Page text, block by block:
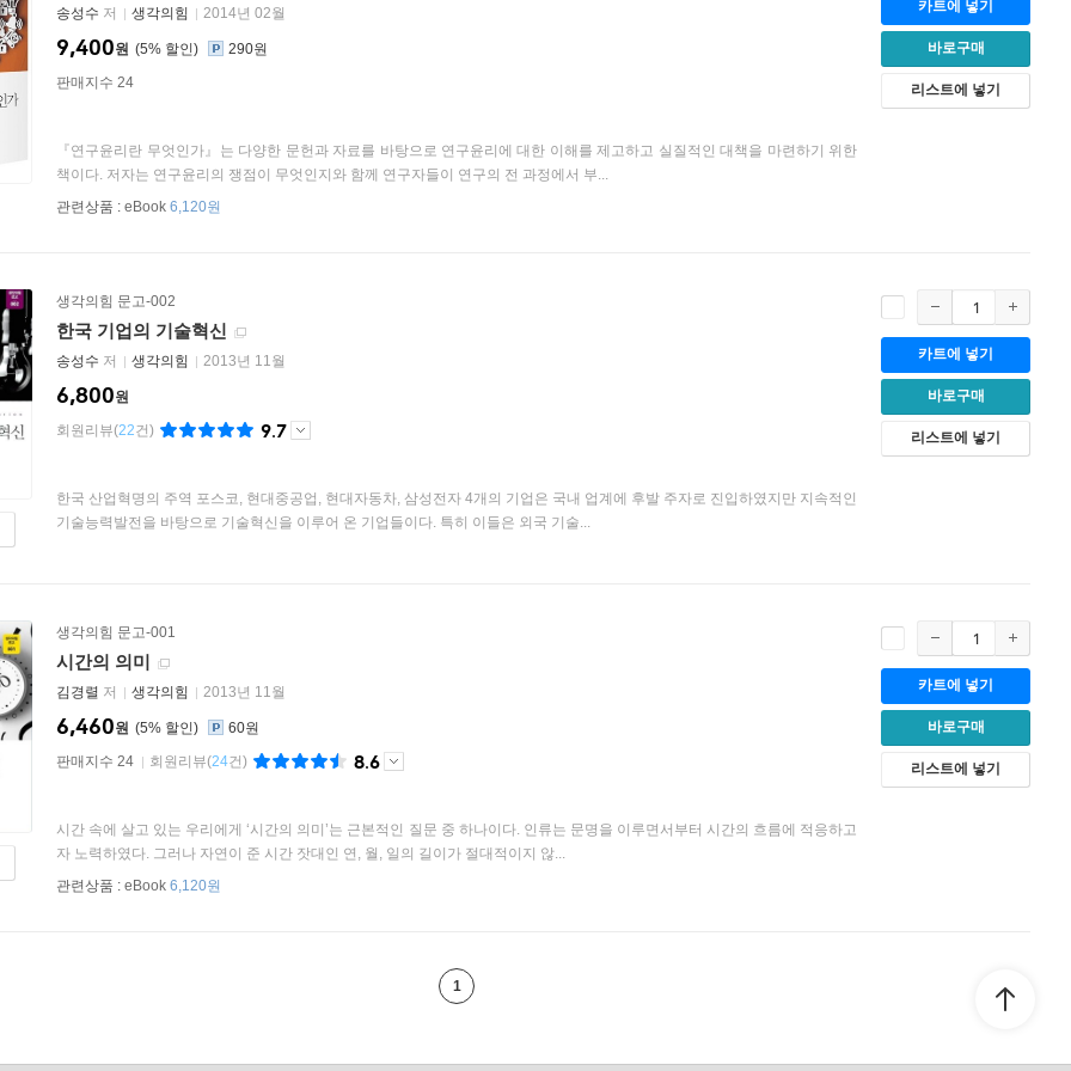
송성수 저 생각의힘 2014년 02월
5%
9,400원
290원
판매지수 24
『연구윤리란 무엇인가』는 다양한 문헌과 자료를 바탕으로 연구윤리에 대한 이해를 제고하고 실질적인 대책을 마련하기 위한
책이다. 저자는 연구윤리의 쟁점이 무엇인지와 함께 연구자들이 연구의 전 과정에서 부...
관련상품 : eBook 6,120원
카트에 넣기
바로구매
리스트에 넣기
생각의힘 문고-002
한국 기업의 기술혁신
송성수 저 생각의힘 2013년 11월
6,800원
회원리뷰(22건) 9.7
한국 산업혁명의 주역 포스코, 현대중공업, 현대자동차, 삼성전자 4개의 기업은 국내 업계에 후발 주자로 진입하였지만 지속적인
기술능력발전을 바탕으로 기술혁신을 이루어 온 기업들이다. 특히 이들은 외국 기술...
카트에 넣기
바로구매
리스트에 넣기
생각의힘 문고-001
시간의 의미
김경렬 저 생각의힘 2013년 11월
5%
6,460원
60원
판매지수 24
회원리뷰(24건) 8.6
시간 속에 살고 있는 우리에게 ‘시간의 의미’는 근본적인 질문 중 하나이다. 인류는 문명을 이루면서부터 시간의 흐름에 적응하고
자 노력하였다. 그러나 자연이 준 시간 잣대인 연, 월, 일의 길이가 절대적이지 않...
관련상품 : eBook 6,120원
카트에 넣기
바로구매
리스트에 넣기
1